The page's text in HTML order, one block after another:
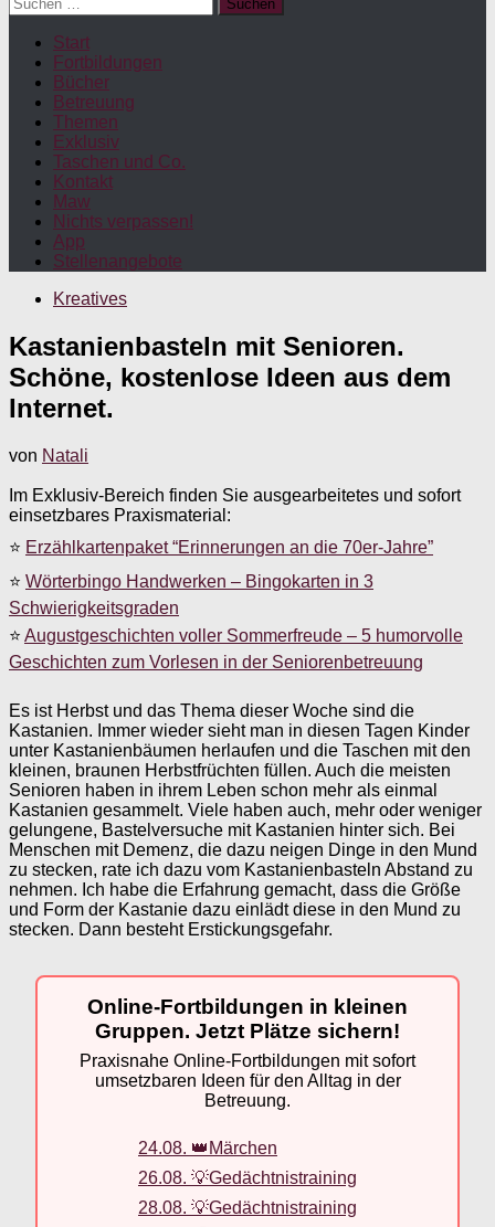
nach:
Start
Fortbildungen
Bücher
Betreuung
Themen
Exklusiv
Taschen und Co.
Kontakt
Maw
Nichts verpassen!
App
Stellenangebote
Kreatives
Kastanienbasteln mit Senioren.
Schöne, kostenlose Ideen aus dem
Internet.
von Natali
Im Exklusiv-Bereich finden Sie ausgearbeitetes und sofort
einsetzbares Praxismaterial:
⭐ Erzählkartenpaket “Erinnerungen an die 70er-Jahre”
⭐ Wörterbingo Handwerken – Bingokarten in 3
Schwierigkeitsgraden
⭐ Augustgeschichten voller Sommerfreude – 5 humorvolle
Geschichten zum Vorlesen in der Seniorenbetreuung
Es ist Herbst und das Thema dieser Woche sind die
Kastanien. Immer wieder sieht man in diesen Tagen Kinder
unter Kastanienbäumen herlaufen und die Taschen mit den
kleinen, braunen Herbstfrüchten füllen. Auch die meisten
Senioren haben in ihrem Leben schon mehr als einmal
Kastanien gesammelt. Viele haben auch, mehr oder weniger
gelungene, Bastelversuche mit Kastanien hinter sich. Bei
Menschen mit Demenz, die dazu neigen Dinge in den Mund
zu stecken, rate ich dazu vom Kastanienbasteln Abstand zu
nehmen. Ich habe die Erfahrung gemacht, dass die Größe
und Form der Kastanie dazu einlädt diese in den Mund zu
stecken. Dann besteht Erstickungsgefahr.
Online-Fortbildungen in kleinen
Gruppen. Jetzt Plätze sichern!
Praxisnahe Online-Fortbildungen mit sofort
umsetzbaren Ideen für den Alltag in der
Betreuung.
24.08. 👑Märchen
26.08. 💡Gedächtnistraining
28.08. 💡Gedächtnistraining